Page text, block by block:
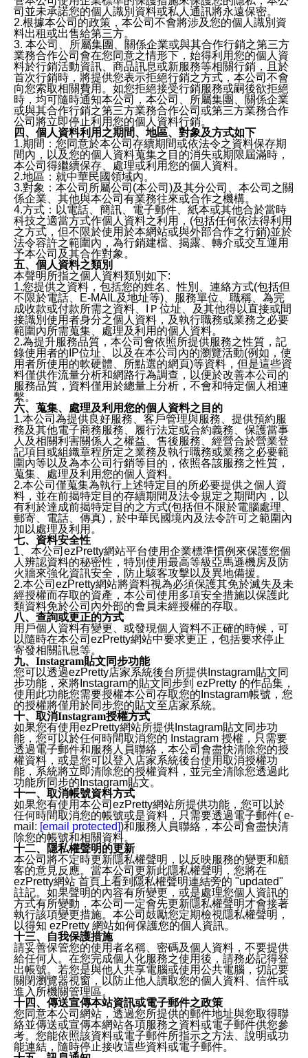
司並未承諾您的個人識別資料或私人通訊將永遠保密。
2.根據本公司的政策，本公司不會將涉及您的個人識別資
料出租或出售給第三方。
3. 本公司、所屬集團、關係企業或與其合作行銷之第三方
業務合作公司會在您同意之情形下，始得利用您的個人資
料於行銷活動資訊、商品訊息或新服務等相關行銷，且於
首次行銷時，將提供您表示拒絕行銷之方式，本公司不會
向您索取相關費用。如您拒絕接受行銷服務或嗣後欲拒絕
時，均可隨時通知本公司，本公司、所屬集團、關係企業
或與其合作行銷之第三方業務合作公司或第三方業務合作
公司將立即停止利用您的個人資料行銷。
四、個人資料利用之期間、地區、對象及方式如下
1.期間：您同意於本公司存續期間或依法令之資料保存期
間內，以及您的個人資料蒐集之目的消失或期限屆滿時，
本公司得繼續保存、處理或利用您的個人資料。
2.地區：就中華民國領域內。
3.對象：本公司所屬公司(本公司)及其分公司、本公司之關
係企業、其他與本公司有業務往來或合作之機構。
4.方式：以電話、簡訊、電子郵件、紙本或其他合於當時
科技之適當方式作個人資料之利用，(包括任何依法得利用
之方式，但不限於使用於本網站或與外部合作之行銷)並於
法令容許之範圍內，為行銷建檔、揭露、轉介或交互運用
予本公司及其合作對象。
五、個人資料之類別
本聲明所指之個人資料類別如下:
1.您提供之資料，包括您的姓名、性別、連絡方式(包括但
不限於電話、E-MAIL及地址等)、服務單位、職稱、為完
成收款或付款所需之資料、IＰ位址、及其他得以直接或間
接識別使用者身分之個人資料，及執行職務或業務之必要
範圍內所需蒐集、處理及利用的個人資料。
2.為提升服務品質，本公司會依照所提供服務之性質，記
錄使用者的IP位址、以及在本公司內的瀏覽活動(例如，使
用者所使用的軟硬體、所點選的網頁)等資料，但是這些資
料僅供作流量分析和網路行為調查，以便於改善本公司的
服務品質，資料僅用於總量上分析，不會和特定個人相連
繫。
六、蒐集、處理及利用您的個人資料之目的
1.本公司為提供良好服務、客戶管理與服務、提供預約服
務及其他電子商務服務、履行法定或合約義務、保護當事
人及相關利害關係人之權益、售後服務、經營合於營業登
記項目或組織章程所定之業務及執行職務或業務之必要範
圍內等以及為本公司行銷等目的，依照各該服務之性質，
蒐集、處理及利用您的個人資料。
2.本公司僅蒐集為執行上述特定目的所必要提供之個人資
料，並在前揭特定目的存續期間及法令規定之期間內，以
有利於達成前揭特定目的之方式(包括但不限於電腦處理、
郵寄、電話、傳真)，於中華民國境內及法令許可之範圍內
加以處理及利用。
七、資料安全性
1、本公司ezPretty網站平台使用企業標準慣例來保護您個
人辨認資料的秘密性，特別使用最高等級亞馬遜機房及防
火牆來強化資訊安全，防止駭客攻擊以及異地備援。
2.本公司ezPretty網站將資料視為必須保護其免於滅失及未
經授權而存取的資產，本公司使用多項安全措施以保護此
類資料免於公司內外部的會員未經授權的存取。
八、查詢或更正的方式
用戶個人資料有變更、或發現個人資料不正確的時候，可
以隨時在本公司ezPretty網站中要求更正，包括要求停止
寄發相關訊息等。
九、Instagram貼文同步功能
您可以透過ezPretty店家系統後台所提供Instagram貼文同
步功能，來將Instagram的貼文同步到 ezPretty 的作品集，
使用此功能您需要授權本公司存取您的Instagram帳號，您
的授權將僅用於同步您的貼文至店家系統。
十、取消Instagram授權方式
如果您有使用ezPretty網站所提供Instagram貼文同步功
能，您可以於任何時間取消您的 Instagram 授權，只需要
透過電子郵件和服務人員聯絡，本公司會盡快清除您的授
權資料，或是您可以登入店家系統後台使用取消授權功
能，系統將立即清除您的授權資料，並完全清除您透過此
功能所同步的Instagram貼文。
十一、取消帳號資料方式
如果您有使用本公司ezPretty網站所提供功能，您可以於
任何時間取消您的帳號或是資料，只需要透過電子郵件( e-
mail: [email protected])和服務人員聯絡，本公司會盡快清
除您的帳號和相關資料。
十二、隱私權聲明的更新
本公司將不定時更新隱私權聲明，以反映服務的變更和顧
客的意見反應。當本公司更新此隱私權聲明，您將在
ezPretty網站 首頁上看到隱私權聲明連結旁的 "updated"
註記。如果聲明的內容有所變更，或是處理您個人資訊的
方式有所變動，本公司一定會先更新隱私權聲明才會接著
執行該項變更措施。本公司鼓勵您定期檢視隱私權聲明，
以得知 ezPretty 網站如何保護您的個人資訊。
十三、自我保護措施
請妥善保管您的使用者名稱、密碼及個人資料，不要提供
給任何人。在您完成個人化服務之使用後，請務必記得登
出帳號。若您是與他人共享電腦或使用公共電腦，切記要
關閉瀏覽器視窗，以防止他人讀取您的個人資料、信件或
進入所機關管理區。
十四、傳送宣傳本站資訊或電子郵件之政策
您同意本公司網站，透過您所提供的郵件地址與您取得聯
絡並傳送或宣傳本網站各項服務之資料或電子郵件供您參
考。您能依照該資料或電子郵件所指示之方法、說明或功
能連結，隨時停止接收這些資料或電子郵件。